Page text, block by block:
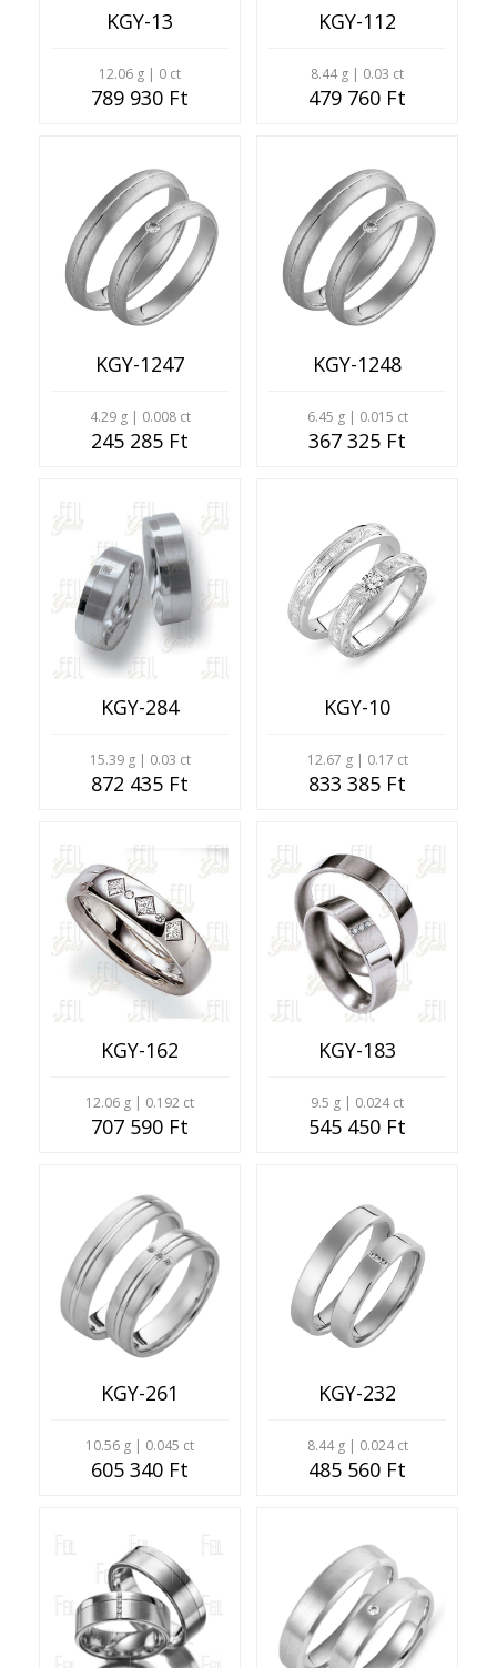
KGY-13
12.06 g | 0 ct
789 930 Ft
KGY-112
8.44 g | 0.03 ct
479 760 Ft
KGY-1247
4.29 g | 0.008 ct
245 285 Ft
KGY-1248
6.45 g | 0.015 ct
367 325 Ft
KGY-284
15.39 g | 0.03 ct
872 435 Ft
KGY-10
12.67 g | 0.17 ct
833 385 Ft
KGY-162
12.06 g | 0.192 ct
707 590 Ft
KGY-183
9.5 g | 0.024 ct
545 450 Ft
KGY-261
10.56 g | 0.045 ct
605 340 Ft
KGY-232
8.44 g | 0.024 ct
485 560 Ft